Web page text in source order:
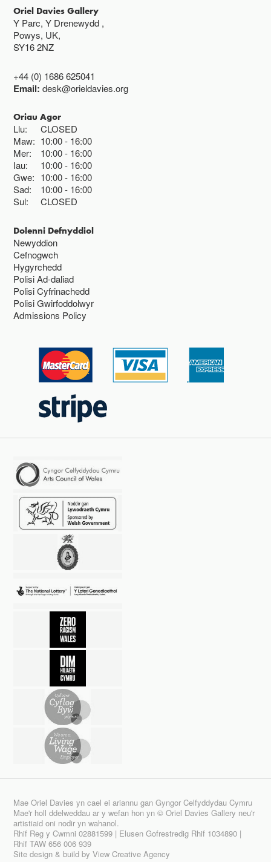
Oriel Davies Gallery
Y Parc, Y Drenewydd ,
Powys, UK,
SY16 2NZ
+44 (0) 1686 625041
Email:desk@orieldavies.org
Oriau Agor
Llu:
CLOSED
Maw: 10:00 16:00
Mer:
10:00 16:00
Iau:
10:00 16:00
Gwe: 10:00 16:00
Sad:
10:00 16:00
Sul:
CLOSED
Dolenni Defnyddiol
Newyddion
Cefnogwch
Hygyrchedd
Polisi Ad-daliad
Polisi Cyfrinachedd
Polisi Gwirfoddolwyr
Admissions Policy
Mae Oriel Davies yn cael ei ariannu gan Gyngor Celfyddydau Cymru
Mae'r holl ddelweddau ar y wefan hon yn © Oriel Davies Gallery neu'r
artistiaid oni nodir yn wahanol.
Rhif Reg y Cwmni 02881599 | Elusen Gofrestredig Rhif 1034890 |
Rhif TAW 656 006 939
Site design & build byView Creative Agency